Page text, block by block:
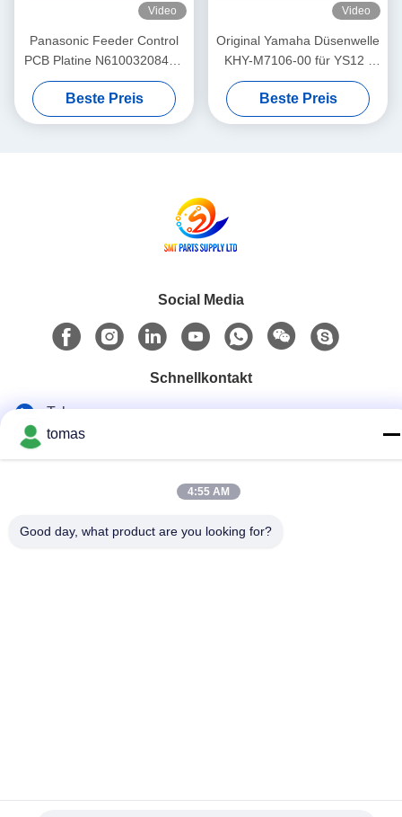
Video
Panasonic Feeder Control
PCB Platine N610032084AA
/ KXF0DWTHA00 (MC12CX-
5) – Für CM402 CM602
NPM 8mm / 12mm / 16mm
Beste Preis
Video
Original Yamaha Düsenwelle
KHY-M7106-00 für YS12 /
YS24 / YG12F SMT
Bestückungsautomaten
Beste Preis
Social Media
Schnellkontakt
Tel.
86--13861307079
tomas@smtmachine-parts.com
Adresse
tomas
4:55 AM
Good day, what product are you looking for?